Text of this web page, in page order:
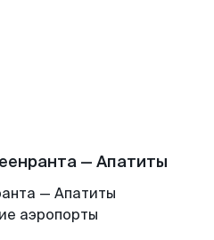
— Апатиты
— Апатиты
аэропорты